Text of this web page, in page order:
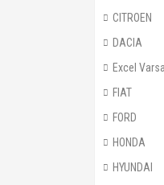
CITROEN
DACIA
Excel
FIAT
FORD
HONDA
HYUNDAI